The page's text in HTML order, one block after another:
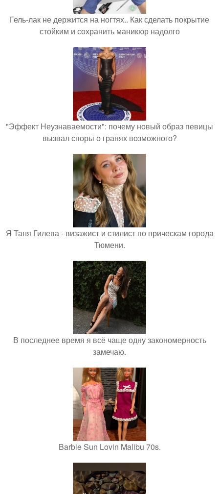
Гель-лак не держится на ногтях.. Как сделать покрытие
стойким и сохранить маникюр надолго
"Эффект Неузнаваемости": почему новый образ певицы
вызвал споры о гранях возможного?
Я Таня Гилева - визажист и стилист по прическам города
Тюмени.
В последнее время я всё чаще одну закономерность
замечаю.
Barbie Sun Lovin Malibu 70s.